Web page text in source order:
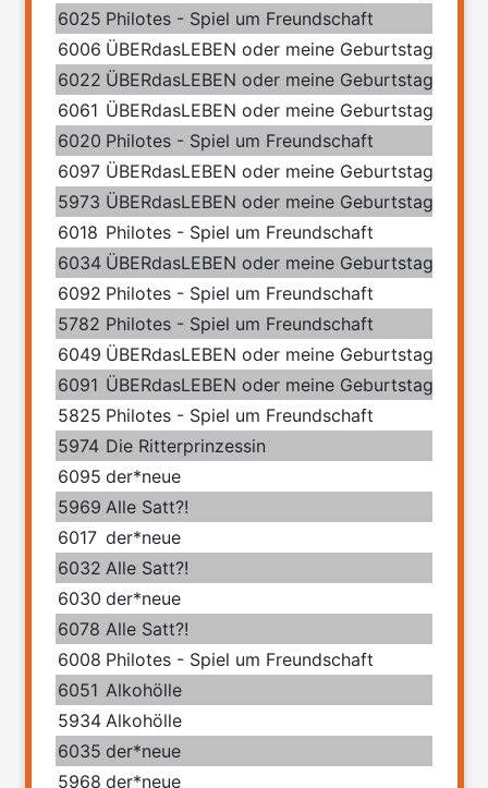
6025 Philotes - Spiel um Freundschaft
6006 ÜBERdasLEBEN oder meine Geburtstage mit
6022 ÜBERdasLEBEN oder meine Geburtstage mit
6061 ÜBERdasLEBEN oder meine Geburtstage mit
6020 Philotes - Spiel um Freundschaft
6097 ÜBERdasLEBEN oder meine Geburtstage mit
5973 ÜBERdasLEBEN oder meine Geburtstage mit
6018 Philotes - Spiel um Freundschaft
6034 ÜBERdasLEBEN oder meine Geburtstage mit
6092 Philotes - Spiel um Freundschaft
5782 Philotes - Spiel um Freundschaft
6049 ÜBERdasLEBEN oder meine Geburtstage mit
6091 ÜBERdasLEBEN oder meine Geburtstage mit
5825 Philotes - Spiel um Freundschaft
5974 Die Ritterprinzessin
6095 der*neue
5969 Alle Satt?!
6017 der*neue
6032 Alle Satt?!
6030 der*neue
6078 Alle Satt?!
6008 Philotes - Spiel um Freundschaft
6051 Alkohölle
5934 Alkohölle
6035 der*neue
5968 der*neue